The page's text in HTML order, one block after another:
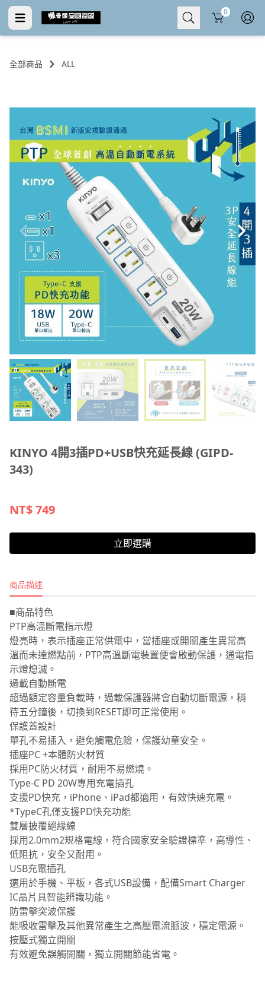
Cart0
全部商品 ALL
KINYO 4開3插PD+USB快充延長線 (GIPD-
343)
NT$749
立即選購
商品描述
■商品特色
PTP高溫斷電指示燈
燈亮時，表示插座正常供電中，當插座或開關產生異常高
溫而未達燃點前，PTP高溫斷電裝置便會啟動保護，通電指
示燈熄滅。
過載自動斷電
超過額定容量負載時，過載保護器將會自動切斷電源，稍
待五分鐘後，切換到RESET即可正常使用。
保護蓋設計
單孔不易插入，避免觸電危險，保護幼童安全。
插座PC +本體防火材質
採用PC防火材質，耐用不易燃燒。
Type-C PD 20W專用充電插孔
支援PD快充，iPhone、iPad都適用，有效快速充電。
*TypeC孔僅支援PD快充功能
雙層披覆絕緣線
採用2.0mm2規格電線，符合國家安全驗證標準，高導性、
低阻抗，安全又耐用。
USB充電插孔
適用於手機、平板，各式USB設備，配備Smart Charger
IC晶片具智能辨識功能。
防雷擊突波保護
能吸收雷擊及其他異常產生之高壓電流脈波，穩定電源。
按壓式獨立開關
有效避免誤觸開關，獨立開關節能省電。